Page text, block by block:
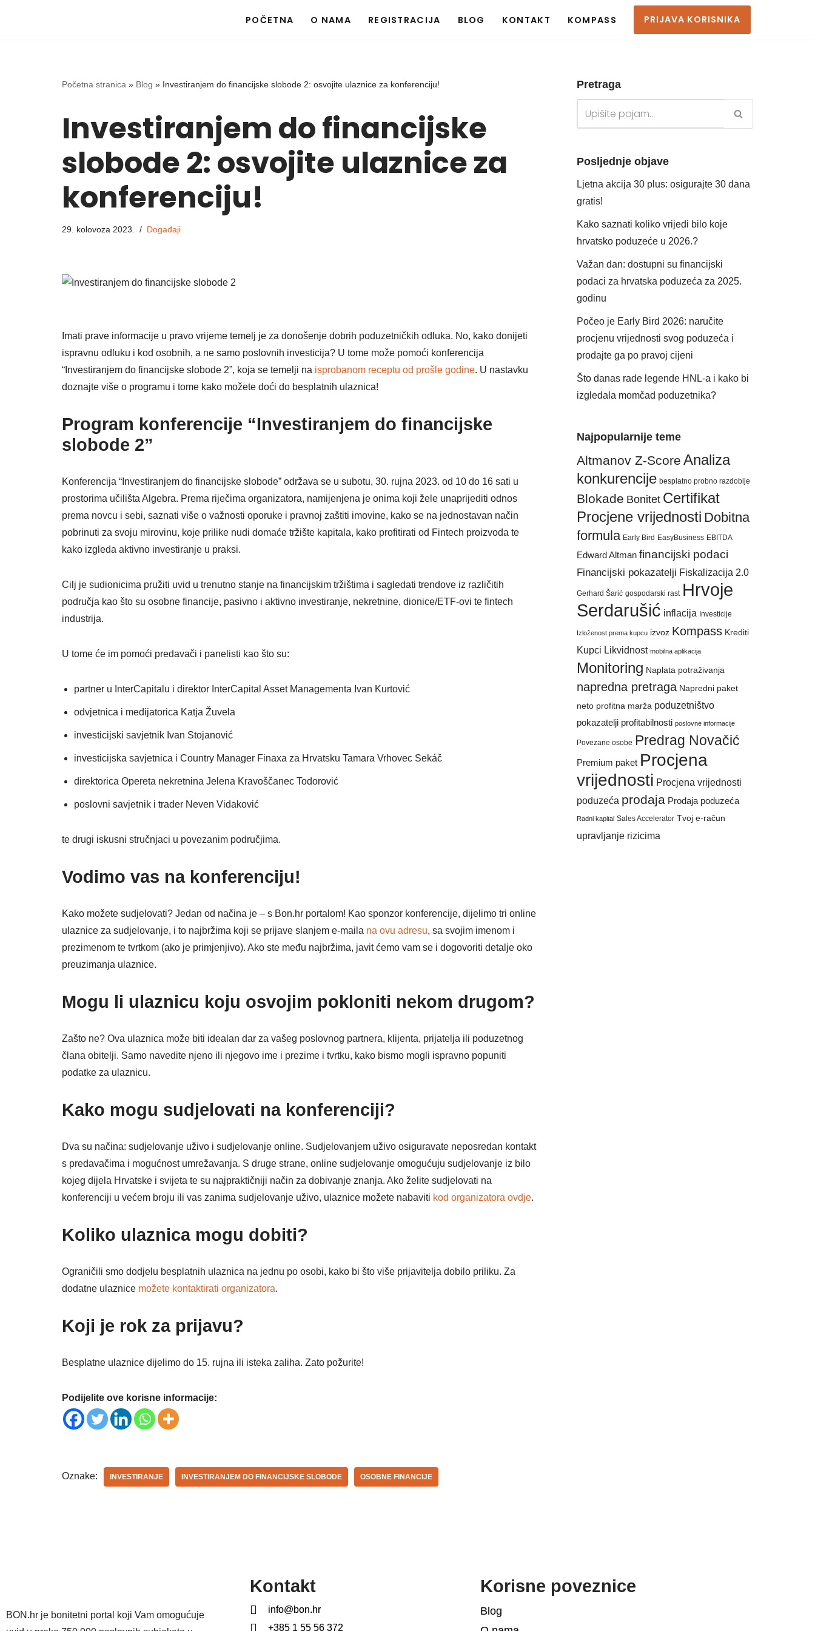
POČETNA O NAMA REGISTRACIJA BLOG KONTAKT KOMPASS PRIJAVA KORISNIKA
Početna stranica » Blog » Investiranjem do financijske slobode 2: osvojite ulaznice za konferenciju!
Investiranjem do financijske
slobode 2: osvojite ulaznice za
konferenciju!
29. kolovoza 2023. Događaji
Imati prave informacije u pravo vrijeme temelj je za donošenje dobrih poduzetničkih odluka. No, kako donijeti
ispravnu odluku i kod osobnih, a ne samo poslovnih investicija? U tome može pomoći konferencija
“Investiranjem do financijske slobode 2”, koja se temelji na isprobanom receptu od prošle godine. U nastavku
doznajte više o programu i tome kako možete doći do besplatnih ulaznica!
Program konferencije “Investiranjem do financijske
slobode 2”
Konferencija “Investiranjem do financijske slobode” održava se u subotu, 30. rujna 2023. od 10 do 16 sati u
prostorima učilišta Algebra. Prema riječima organizatora, namijenjena je onima koji žele unaprijediti odnos
prema novcu i sebi, saznati više o važnosti oporuke i pravnoj zaštiti imovine, kako se na jednostavan način
pobrinuti za svoju mirovinu, koje prilike nudi domaće tržište kapitala, kako profitirati od Fintech proizvoda te
kako izgleda aktivno investiranje u praksi.
Cilj je sudionicima pružiti uvid u trenutno stanje na financijskim tržištima i sagledati trendove iz različitih
područja kao što su osobne financije, pasivno i aktivno investiranje, nekretnine, dionice/ETF-ovi te fintech
industrija.
U tome će im pomoći predavači i panelisti kao što su:
partner u InterCapitalu i direktor InterCapital Asset Managementa Ivan Kurtović
odvjetnica i medijatorica Katja Žuvela
investicijski savjetnik Ivan Stojanović
investicijska savjetnica i Country Manager Finaxa za Hrvatsku Tamara Vrhovec Sekáč
direktorica Opereta nekretnina Jelena Kravoščanec Todorović
poslovni savjetnik i trader Neven Vidaković
te drugi iskusni stručnjaci u povezanim područjima.
Vodimo vas na konferenciju!
Kako možete sudjelovati? Jedan od načina je – s Bon.hr portalom! Kao sponzor konferencije, dijelimo tri online
ulaznice za sudjelovanje, i to najbržima koji se prijave slanjem e-maila na ovu adresu, sa svojim imenom i
prezimenom te tvrtkom (ako je primjenjivo). Ako ste među najbržima, javit ćemo vam se i dogovoriti detalje oko
preuzimanja ulaznice.
Mogu li ulaznicu koju osvojim pokloniti nekom drugom?
Zašto ne? Ova ulaznica može biti idealan dar za vašeg poslovnog partnera, klijenta, prijatelja ili poduzetnog
člana obitelji. Samo navedite njeno ili njegovo ime i prezime i tvrtku, kako bismo mogli ispravno popuniti
podatke za ulaznicu.
Kako mogu sudjelovati na konferenciji?
Dva su načina: sudjelovanje uživo i sudjelovanje online. Sudjelovanjem uživo osiguravate neposredan kontakt
s predavačima i mogućnost umrežavanja. S druge strane, online sudjelovanje omogućuju sudjelovanje iz bilo
kojeg dijela Hrvatske i svijeta te su najpraktičniji način za dobivanje znanja. Ako želite sudjelovati na
konferenciji u većem broju ili vas zanima sudjelovanje uživo, ulaznice možete nabaviti kod organizatora ovdje.
Koliko ulaznica mogu dobiti?
Ograničili smo dodjelu besplatnih ulaznica na jednu po osobi, kako bi što više prijavitelja dobilo priliku. Za
dodatne ulaznice možete kontaktirati organizatora.
Koji je rok za prijavu?
Besplatne ulaznice dijelimo do 15. rujna ili isteka zaliha. Zato požurite!
Podijelite ove korisne informacije:
Oznake: INVESTIRANJE INVESTIRANJEM DO FINANCIJSKE SLOBODE OSOBNE FINANCIJE
Pretraga
Posljednje objave
Ljetna akcija 30 plus: osigurajte 30 dana
gratis!
Kako saznati koliko vrijedi bilo koje
hrvatsko poduzeće u 2026.?
Važan dan: dostupni su financijski
podaci za hrvatska poduzeća za 2025.
godinu
Počeo je Early Bird 2026: naručite
procjenu vrijednosti svog poduzeća i
prodajte ga po pravoj cijeni
Što danas rade legende HNL-a i kako bi
izgledala momčad poduzetnika?
Najpopularnije teme
Altmanov Z-Score Analiza
konkurencije besplatno probno razdoblje
Blokade Bonitet Certifikat
Procjene vrijednosti Dobitna
formula Early Bird EasyBusiness EBITDA
Edward Altman financijski podaci
Financijski pokazatelji Fiskalizacija 2.0
Gerhard Šarić gospodarski rast Hrvoje
Serdarušić inflacija Investicije
Izloženost prema kupcu izvoz Kompass Krediti
Kupci Likvidnost mobilna aplikacija
Monitoring Naplata potraživanja
napredna pretraga Napredni paket
neto profitna marža poduzetništvo
pokazatelji profitabilnosti poslovne informacije
Povezane osobe Predrag Novačić
Premium paket Procjena
vrijednosti Procjena vrijednosti
poduzeća prodaja Prodaja poduzeća
Radni kapital Sales Accelerator Tvoj e-račun
upravljanje rizicima
BON.hr je bonitetni portal koji Vam omogućuje
Kontakt
info@bon.hr
+385 1 55 56 372
Korisne poveznice
Blog